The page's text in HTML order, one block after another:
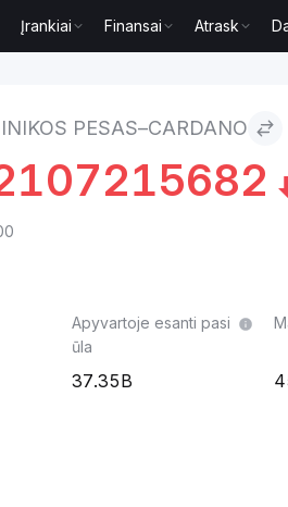
Įrankiai Finansai Atrask
PESAS–CARDANO
Apyvartoje esanti pasi
ūla
37.35B